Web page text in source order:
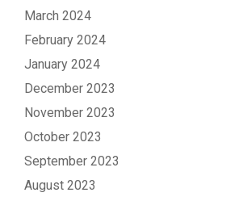
March 2024
February 2024
January 2024
December 2023
November 2023
October 2023
September 2023
August 2023